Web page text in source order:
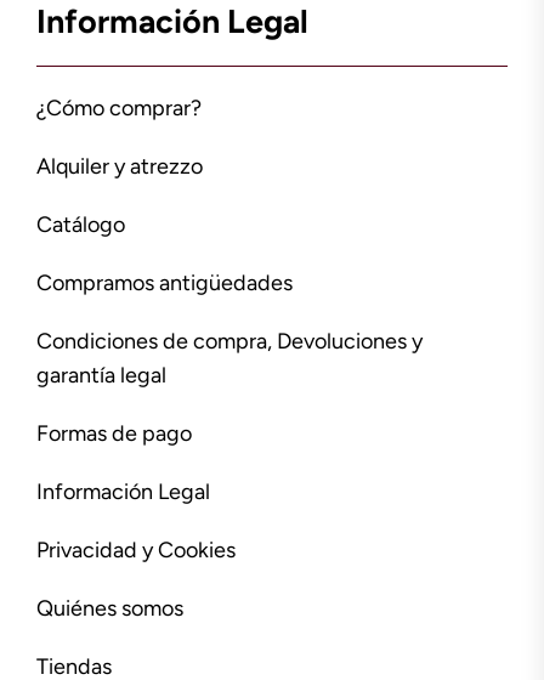
Información Legal
¿Cómo comprar?
Alquiler y atrezzo
Catálogo
Compramos antigüedades
Condiciones de compra, Devoluciones y
garantía legal
Formas de pago
Información Legal
Privacidad y Cookies
Quiénes somos
Tiendas